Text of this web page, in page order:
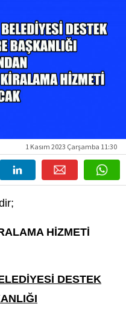
1 Kasım 2023 Çarşamba 11:30
HİZMETİ
DESTEK